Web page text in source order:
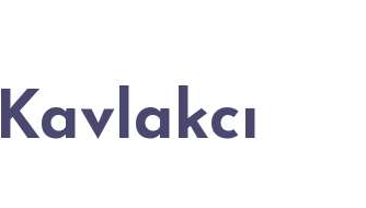
MKavlakcı